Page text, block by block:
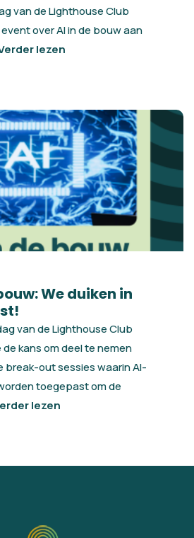
van de Lighthouse Club
over AI in de bouw aan
lezen
We duiken in
van de Lighthouse Club
de kans om deel te nemen
break-out sessies waarin AI-
toegepast om de
lezen